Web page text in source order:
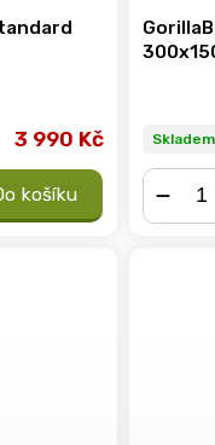
3 990 Kč
košíku
Skladem